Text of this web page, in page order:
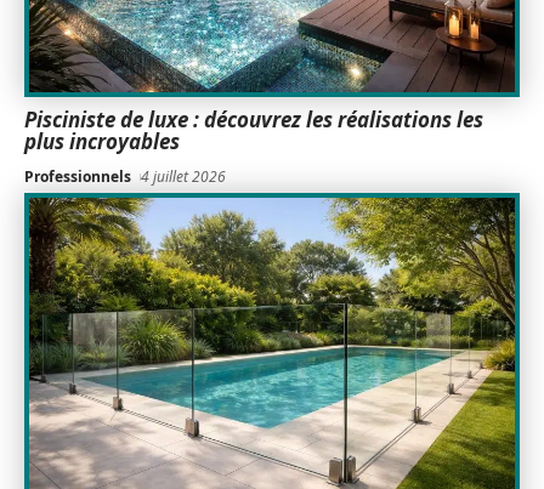
Pisciniste de luxe : découvrez les réalisations les
plus incroyables
Professionnels 4 juillet 2026